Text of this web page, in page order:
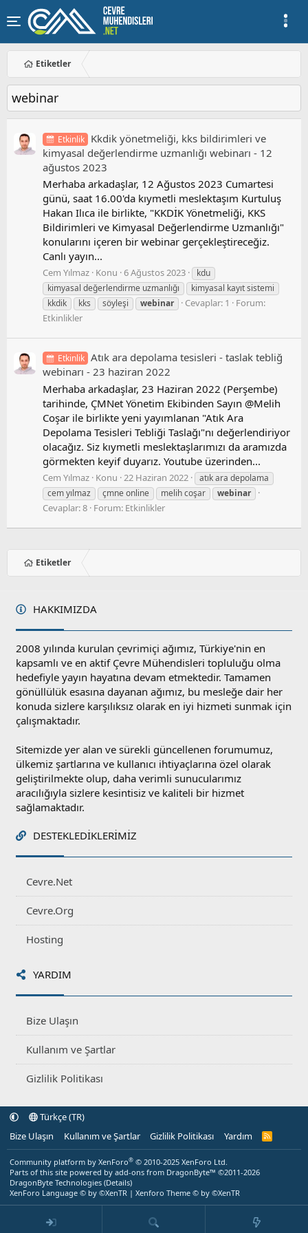
Etiketler
webinar
Etkinlik Kkdik yönetmeliği, kks bildirimleri ve
kimyasal değerlendirme uzmanlığı webinarı - 12
ağustos 2023
Merhaba arkadaşlar, 12 Ağustos 2023 Cumartesi
günü, saat 16.00'da kıymetli meslektaşım Kurtuluş
Hakan Ilıca ile birlikte, "KKDİK Yönetmeliği, KKS
Bildirimleri ve Kimyasal Değerlendirme Uzmanlığı"
konularını içeren bir webinar gerçekleştireceğiz.
Canlı yayın...
Cem Yılmaz Konu 6 Ağustos 2023
kdu
kimyasal değerlendirme uzmanlığı
kimyasal kayıt sistemi
kkdik
kks söyleşi webinar Cevaplar: 1
Forum:
Etkinlikler
Etkinlik Atık ara depolama tesisleri - taslak tebliğ
webinarı - 23 haziran 2022
Merhaba arkadaşlar, 23 Haziran 2022 (Perşembe)
tarihinde, ÇMNet Yönetim Ekibinden Sayın @Melih
Coşar ile birlikte yeni yayımlanan "Atık Ara
Depolama Tesisleri Tebliği Taslağı"nı değerlendiriyor
olacağız. Siz kıymetli meslektaşlarımızı da aramızda
görmekten keyif duyarız. Youtube üzerinden...
Cem Yılmaz Konu 22 Haziran 2022
atık ara depolama
cem yılmaz
çmne online melih coşar webinar
Cevaplar: 8 Forum: Etkinlikler
Etiketler
HAKKIMIZDA
2008 yılında kurulan çevrimiçi ağımız, Türkiye'nin en
kapsamlı ve en aktif Çevre Mühendisleri topluluğu olma
hedefiyle yayın hayatına devam etmektedir. Tamamen
gönüllülük esasına dayanan ağımız, bu mesleğe dair her
konuda sizlere karşılıksız olarak en iyi hizmeti sunmak için
çalışmaktadır.
Sitemizde yer alan ve sürekli güncellenen forumumuz,
ülkemiz şartlarına ve kullanıcı ihtiyaçlarına özel olarak
geliştirilmekte olup, daha verimli sunucularımız
aracılığıyla sizlere kesintisiz ve kaliteli bir hizmet
sağlamaktadır.
DESTEKLEDIKLERIMIZ
Cevre.Net
Cevre.Org
Hosting
YARDIM
Bize Ulaşın
Kullanım ve Şartlar
Gizlilik Politikası
Türkçe (TR)
Bize Ulaşın
Kullanım ve Şartlar Gizlilik Politikası Yardım
R
Community platform by XenForo® © 2010-2025 XenForo Ltd.
Parts of this site powered by add-ons from DragonByte™ ©2011-2026
DragonByte Technologies (Details)
XenForo Language © by ©XenTR | Xenforo Theme © by ©XenTR